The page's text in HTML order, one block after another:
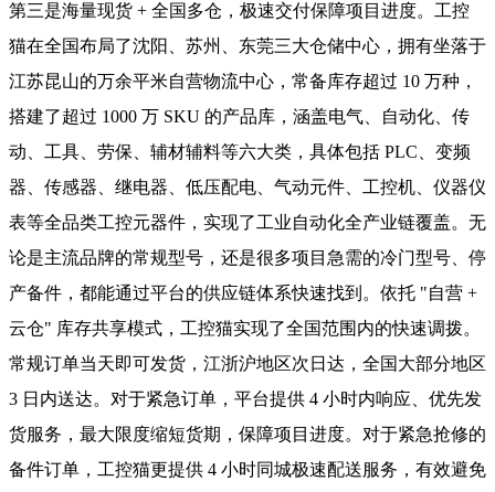
第三是海量现货 + 全国多仓，极速交付保障项目进度。工控
猫在全国布局了沈阳、苏州、东莞三大仓储中心，拥有坐落于
江苏昆山的万余平米自营物流中心，常备库存超过 10 万种，
搭建了超过 1000 万 SKU 的产品库，涵盖电气、自动化、传
动、工具、劳保、辅材辅料等六大类，具体包括 PLC、变频
器、传感器、继电器、低压配电、气动元件、工控机、仪器仪
表等全品类工控元器件，实现了工业自动化全产业链覆盖。无
论是主流品牌的常规型号，还是很多项目急需的冷门型号、停
产备件，都能通过平台的供应链体系快速找到。依托 "自营 +
云仓" 库存共享模式，工控猫实现了全国范围内的快速调拨。
常规订单当天即可发货，江浙沪地区次日达，全国大部分地区
3 日内送达。对于紧急订单，平台提供 4 小时内响应、优先发
货服务，最大限度缩短货期，保障项目进度。对于紧急抢修的
备件订单，工控猫更提供 4 小时同城极速配送服务，有效避免